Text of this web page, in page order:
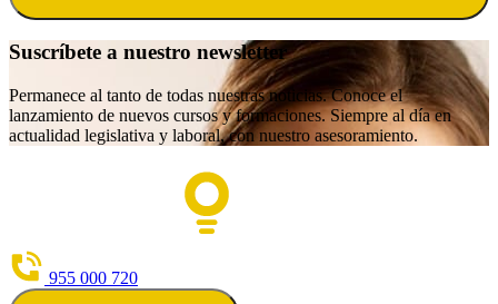
Suscríbete a nuestro newsletter
Permanece al tanto de todas nuestras noticias. Conoce el
lanzamiento de nuevos cursos y formaciones. Siempre al día en
actualidad legislativa y laboral, con nuestro asesoramiento.
955 000 720